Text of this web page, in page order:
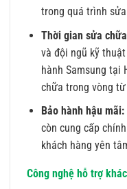
trong quá trình
Thời gian sửa
và đội ngũ kỹ
hành Samsung tại
chữa trong vòng
Bảo hành hậu mãi:
còn cung cấp
khách hàng yên
Công nghệ hỗ trợ